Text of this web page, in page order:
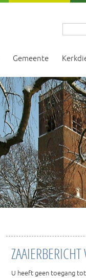
Gemeente
U heeft geen toegang